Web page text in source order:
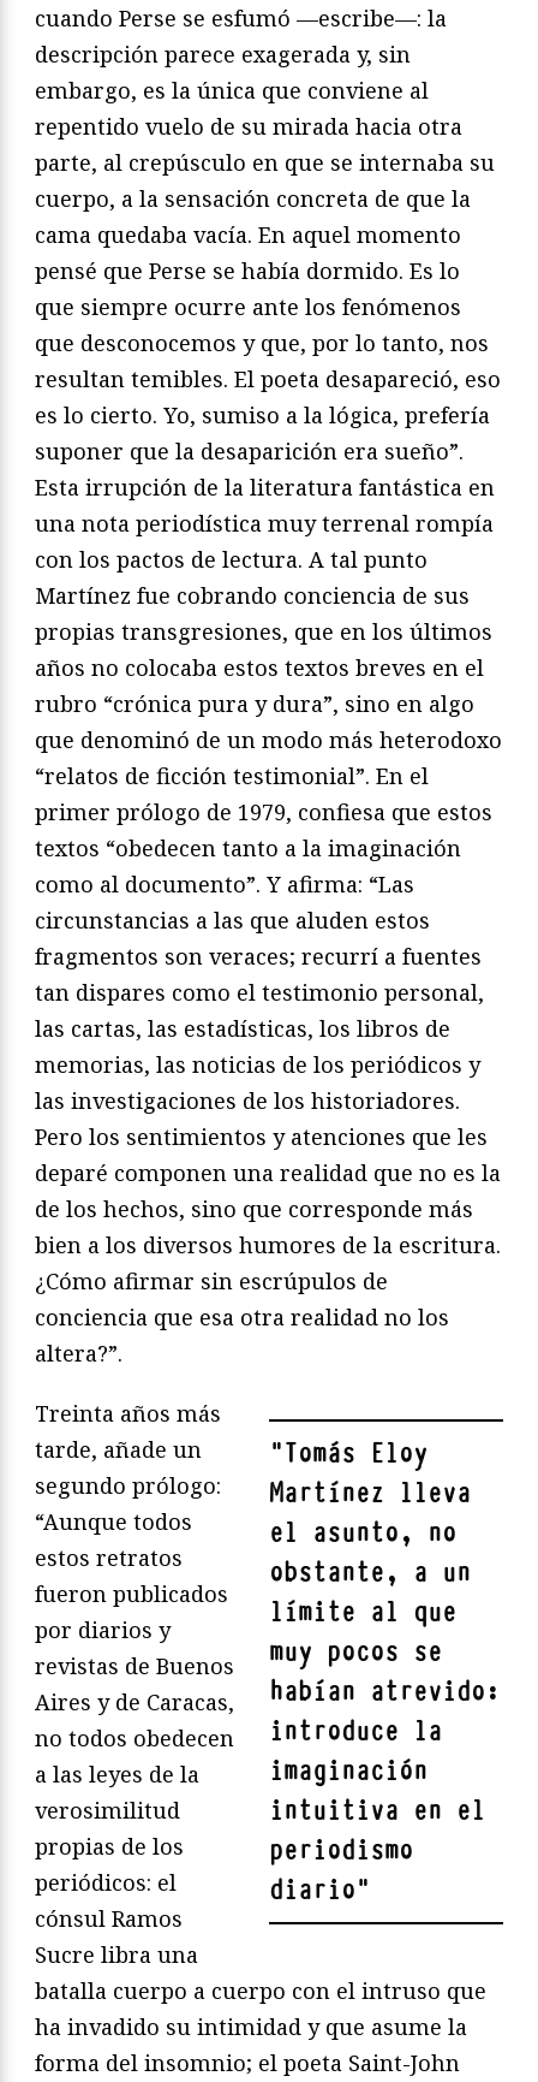
cuando Perse se esfumó —escribe—: la
descripción parece exagerada y, sin
embargo, es la única que conviene al
repentido vuelo de su mirada hacia otra
parte, al crepúsculo en que se internaba su
cuerpo, a la sensación concreta de que la
cama quedaba vacía. En aquel momento
pensé que Perse se había dormido. Es lo
que siempre ocurre ante los fenómenos
que desconocemos y que, por lo tanto, nos
resultan temibles. El poeta desapareció, eso
es lo cierto. Yo, sumiso a la lógica, prefería
suponer que la desaparición era sueño”.
Esta irrupción de la literatura fantástica en
una nota periodística muy terrenal rompía
con los pactos de lectura. A tal punto
Martínez fue cobrando conciencia de sus
propias transgresiones, que en los últimos
años no colocaba estos textos breves en el
rubro “crónica pura y dura”, sino en algo
que denominó de un modo más heterodoxo
“relatos de ficción testimonial”. En el
primer prólogo de 1979, confiesa que estos
textos “obedecen tanto a la imaginación
como al documento”. Y afirma: “Las
circunstancias a las que aluden estos
fragmentos son veraces; recurrí a fuentes
tan dispares como el testimonio personal,
las cartas, las estadísticas, los libros de
memorias, las noticias de los periódicos y
las investigaciones de los historiadores.
Pero los sentimientos y atenciones que les
deparé componen una realidad que no es la
de los hechos, sino que corresponde más
bien a los diversos humores de la escritura.
¿Cómo afirmar sin escrúpulos de
conciencia que esa otra realidad no los
altera?”.
"Tomás Eloy
Martínez lleva
el asunto, no
obstante, a un
límite al que
muy pocos se
habían atrevido:
introduce la
imaginación
intuitiva en el
periodismo
diario"
Treinta años más
tarde, añade un
segundo prólogo:
“Aunque todos
estos retratos
fueron publicados
por diarios y
revistas de Buenos
Aires y de Caracas,
no todos obedecen
a las leyes de la
verosimilitud
propias de los
periódicos: el
cónsul Ramos
Sucre libra una
batalla cuerpo a cuerpo con el intruso que
ha invadido su intimidad y que asume la
forma del insomnio; el poeta Saint-John